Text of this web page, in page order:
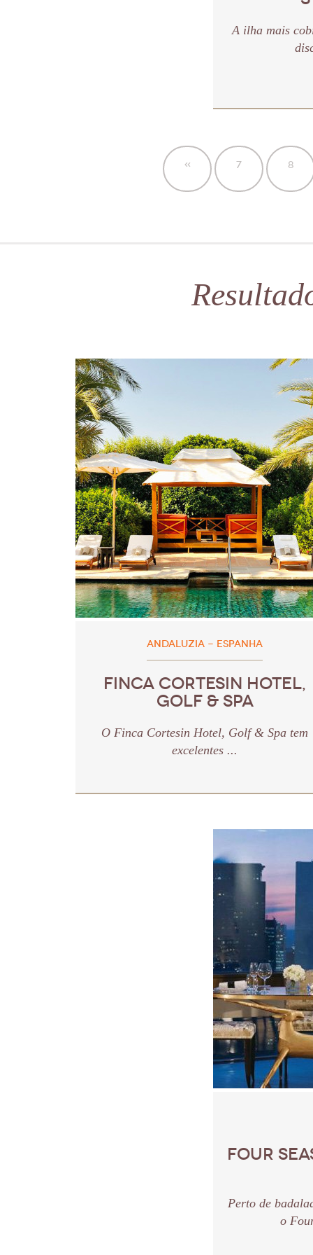
A ilha mais
« 7 8
ANDALUZIA - ESPANHA
FINCA CORTESIN HOTEL,
GOLF & SPA
O Finca Cortesin Hotel, Golf & Spa tem
excelentes ...
FOUR
Perto de
o